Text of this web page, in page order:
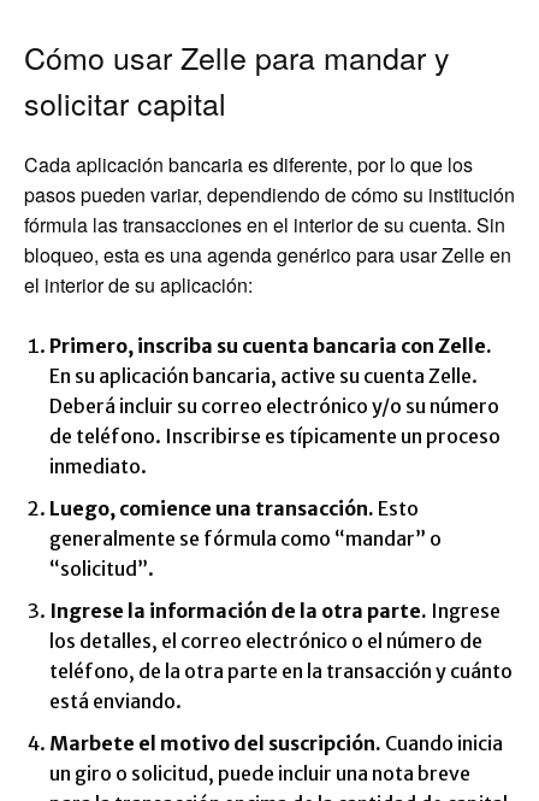
Cómo usar Zelle para mandar y
solicitar capital
Cada aplicación bancaria es diferente, por lo que los
pasos pueden variar, dependiendo de cómo su institución
fórmula las transacciones en el interior de su cuenta. Sin
bloqueo, esta es una agenda genérico para usar Zelle en
el interior de su aplicación:
Primero, inscriba su cuenta bancaria con Zelle.
En su aplicación bancaria, active su cuenta Zelle.
Deberá incluir su correo electrónico y/o su número
de teléfono. Inscribirse es típicamente un proceso
inmediato.
Luego, comience una transacción. Esto
generalmente se fórmula como “mandar” o
“solicitud”.
Ingrese la información de la otra parte. Ingrese
los detalles, el correo electrónico o el número de
teléfono, de la otra parte en la transacción y cuánto
está enviando.
Marbete el motivo del suscripción. Cuando inicia
un giro o solicitud, puede incluir una nota breve